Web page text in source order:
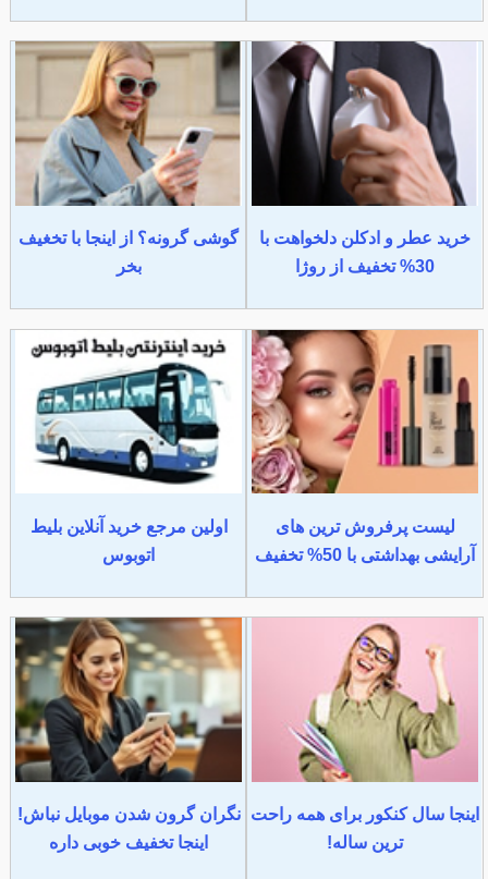
خرید عطر و ادکلن دلخواهت با
30% تخفیف از روژا
گوشی گرونه؟ از اینجا با تخغیف
بخر
لیست پرفروش ترین های
آرایشی بهداشتی با 50% تخفیف
اولین مرجع خرید آنلاین بلیط
اتوبوس
اینجا سال کنکور برای همه راحت
ترین ساله!
نگران گرون شدن موبایل نباش!
اینجا تخفیف خوبی داره